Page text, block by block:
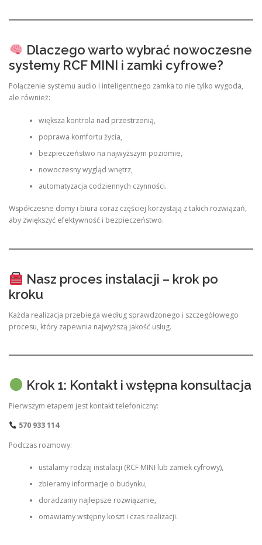
Dlaczego warto wybrać nowoczesne
systemy RCF MINI i zamki cyfrowe?
Połączenie systemu audio i inteligentnego zamka to nie tylko wygoda,
ale również:
większa kontrola nad przestrzenią,
poprawa komfortu życia,
bezpieczeństwo na najwyższym poziomie,
nowoczesny wygląd wnętrz,
automatyzacja codziennych czynności.
Współczesne domy i biura coraz częściej korzystają z takich rozwiązań,
aby zwiększyć efektywność i bezpieczeństwo.
Nasz proces instalacji – krok po
kroku
Każda realizacja przebiega według sprawdzonego i szczegółowego
procesu, który zapewnia najwyższą jakość usług.
Krok 1: Kontakt i wstępna konsultacja
Pierwszym etapem jest kontakt telefoniczny:
570 933 114
Podczas rozmowy:
ustalamy rodzaj instalacji (RCF MINI lub zamek cyfrowy),
zbieramy informacje o budynku,
doradzamy najlepsze rozwiązanie,
omawiamy wstępny koszt i czas realizacji.